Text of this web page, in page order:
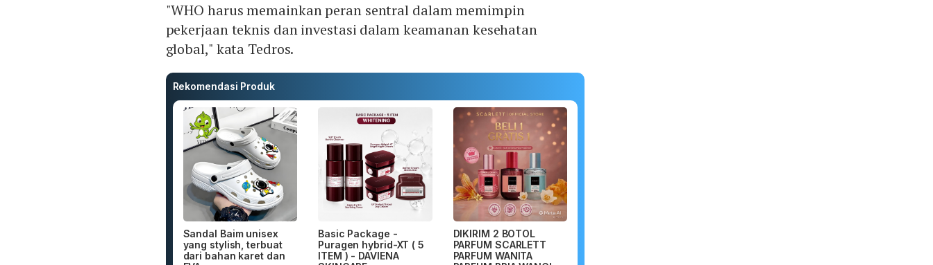
"WHO harus memainkan peran sentral dalam memimpin
pekerjaan teknis dan investasi dalam keamanan kesehatan
global," kata Tedros.
Rekomendasi Produk
Sandal Baim unisex
yang stylish, terbuat
dari bahan karet dan
Basic Package -
Puragen hybrid-XT ( 5
ITEM ) - DAVIENA
DIKIRIM 2 BOTOL
PARFUM SCARLETT
PARFUM WANITA